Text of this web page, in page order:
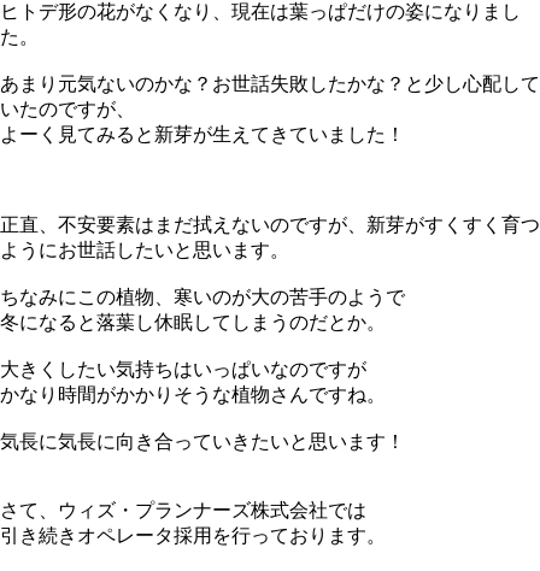
ヒトデ形の花がなくなり、現在は葉っぱだけの姿になりまし
た。
あまり元気ないのかな？お世話失敗したかな？と少し心配して
いたのですが、
よーく見てみると新芽が生えてきていました！
正直、不安要素はまだ拭えないのですが、新芽がすくすく育つ
ようにお世話したいと思います。
ちなみにこの植物、寒いのが大の苦手のようで
冬になると落葉し休眠してしまうのだとか。
大きくしたい気持ちはいっぱいなのですが
かなり時間がかかりそうな植物さんですね。
気長に気長に向き合っていきたいと思います！
さて、ウィズ・プランナーズ株式会社では
引き続きオペレータ採用を行っております。